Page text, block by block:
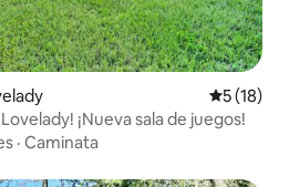
5 (18)
¡Nueva sala de juegos!
· Caminata